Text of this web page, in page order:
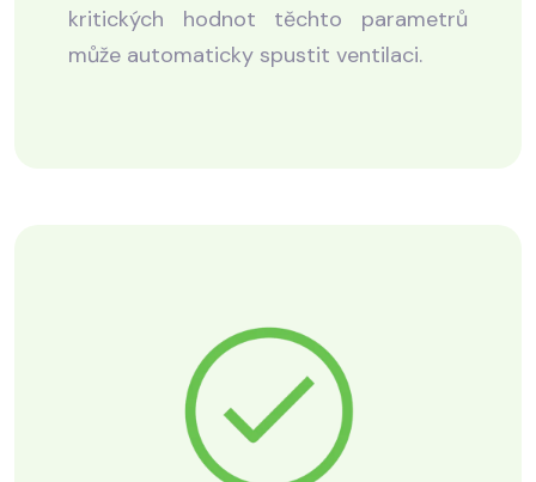
kritických hodnot těchto parametrů
může automaticky spustit ventilaci.